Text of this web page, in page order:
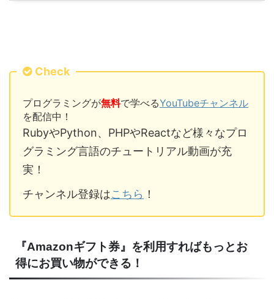
Check
プログラミングが無料で学べるYouTubeチャンネル
を配信中！
RubyやPython、PHPやReactなど様々なプロ
グラミング言語のチュートリアル動画が充
実！
チャンネル登録はこちら ！
『Amazonギフト券』を利用すればもっとお
得にお買い物ができる！